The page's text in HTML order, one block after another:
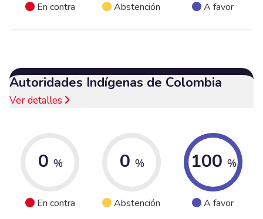
En contra Abstención A favor
Autoridades Indígenas de Colombia
Ver detalles
0 %
En contra
0 %
Abstención
100 %
A favor